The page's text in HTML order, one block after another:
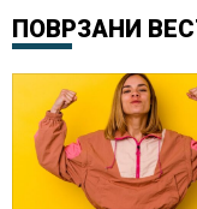
ПОВРЗАНИ